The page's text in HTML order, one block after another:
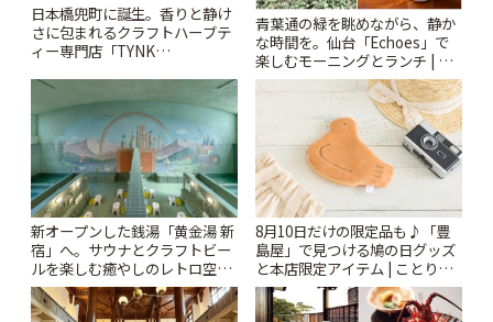
日本橋兜町に誕生。香りと静け
さに包まれるクラフトハーブテ
ィー専門店「TYNK
青葉通の緑を眺めながら、静か
な時間を。仙台「Echoes」で
楽しむモーニングとランチ | こ
とりっぷ
新オープンした銭湯「黄金湯 新
宿」へ。サウナとクラフトビー
ルを楽しむ癒やしのレトロ空間
| ことりっぷ
8月10日だけの限定品も♪「豊
島屋」で見つける鳩の日グッズ
と本店限定アイテム | ことりっ
ぷ